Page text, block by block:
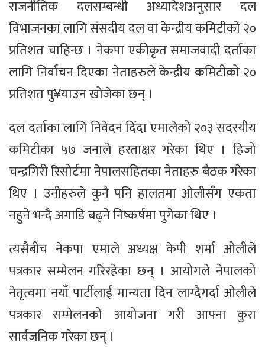
राजनीतिक दलसम्बन्धी अध्यादेशअनुसार दल
विभाजनका लागि संसदीय दल वा केन्द्रीय कमिटीको २०
प्रतिशत चाहिन्छ । नेकपा एकीकृत समाजवादी दर्ताका
लागि निर्वाचन दिएका नेताहरुले केन्द्रीय कमिटीको २०
प्रतिशत पु¥याउन खोजेका छन् ।
दल दर्ताका लागि निवेदन दिँदा एमालेको २०३ सदस्यीय
कमिटीका ५७ जनाले हस्ताक्षर गरेका थिए । हिजो
चन्द्रगिरी रिसोर्टमा नेपालसहितका नेताहरु बैठक गरेका
थिए । उनीहरुले कुनै पनि हालतमा ओलीसँग एकता
नहुने भन्दै अगाडि बढ्ने निष्कर्षमा पुगेका थिए ।
त्यसैबीच नेकपा एमाले अध्यक्ष केपी शर्मा ओलीले
पत्रकार सम्मेलन गरिरहेका छन् । आयोगले नेपालको
नेतृत्वमा नयाँ पार्टीलाई मान्यता दिन लाग्दैगर्दा ओलीले
पत्रकार सम्मेलनको आयोजना गरी आफ्ना कुरा
सार्वजनिक गरेका छन् ।